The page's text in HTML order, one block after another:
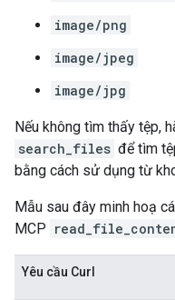
image/png
image/jpeg
image/jpg
Nếu không tìm thấy tệp,
search_files để tìm
bằng cách sử dụng từ
Mẫu sau đây minh hoạ
MCP
Yêu cầu Curl